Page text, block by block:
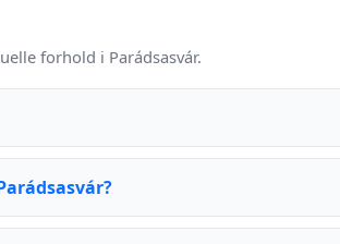
forhold i Parádsasvár.